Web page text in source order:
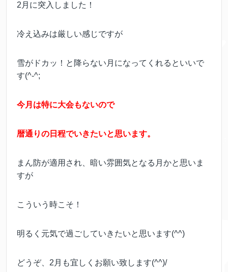
2月に突入しました！
冷え込みは厳しい感じですが
雪がドカッ！と降らない月になってくれるといいで
す(^-^;
今月は特に大会もないので
暦通りの日程でいきたいと思います。
まん防が適用され、暗い雰囲気となる月かと思いま
すが
こういう時こそ！
明るく元気で過ごしていきたいと思います(^^)
どうぞ、2月も宜しくお願い致します(^^)/